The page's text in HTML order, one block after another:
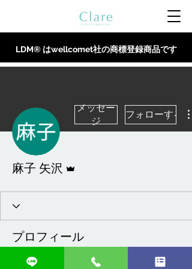
LDM® はwellcomet社の商標登録商品です
メッセー
ジ
フォローする
麻子 矢沢
プロフィール
登録日： 2023年7月10日